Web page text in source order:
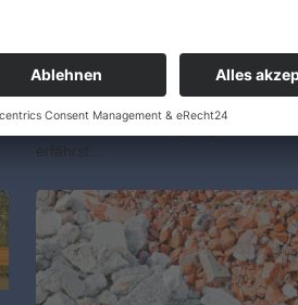
geeignet? Der Bau der eigenen vier
Wände steht an. Dabei ist Sicherheit
die Wahl der Kleidung angeht. Hier
erfährst…